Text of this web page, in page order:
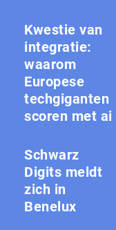
Kwestie van
integratie:
waarom
Europese
techgiganten
scoren met ai
Schwarz
Digits meldt
zich in
Benelux